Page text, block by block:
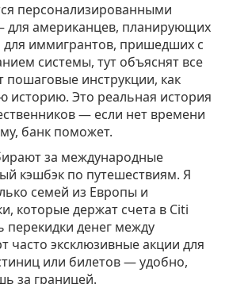
персонализированными
для американцев, планирующих
для иммигрантов, пришедших с
системы, тут объяснят все
пошаговые инструкции, как
историю. Это реальная история
— если нет времени
банк поможет.
за международные
кэшбэк по путешествиям. Я
семей из Европы и
которые держат счета в Citi
перекидки денег между
часто эксклюзивные акции для
или билетов — удобно,
за границей.